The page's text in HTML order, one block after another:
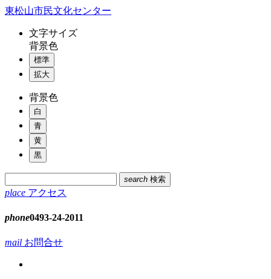
コ
東松山市民文化センター
文字サイズ
背景色
標準
拡大
背景色
白
青
黄
黒
search 検索
place アクセス
phone0493-24-2011
mail お問合せ